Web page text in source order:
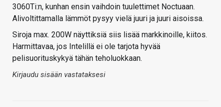
3060Ti:n, kunhan ensin vaihdoin tuulettimet Noctuaan.
Alivoltittamalla lämmöt pysyy vielä juuri ja juuri aisoissa.
Siroja max. 200W näyttiksiä siis lisää markkinoille, kiitos.
Harmittavaa, jos Intelillä ei ole tarjota hyvää
pelisuorituskykyä tähän teholuokkaan.
Kirjaudu sisään vastataksesi